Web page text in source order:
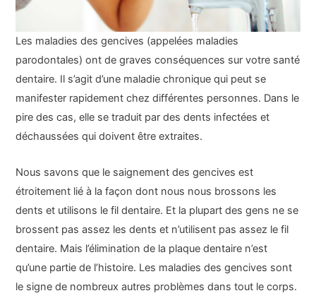
Les maladies des gencives (appelées maladies
parodontales) ont de graves conséquences sur votre santé
dentaire. Il s’agit d’une maladie chronique qui peut se
manifester rapidement chez différentes personnes. Dans le
pire des cas, elle se traduit par des dents infectées et
déchaussées qui doivent être extraites.
Nous savons que le saignement des gencives est
étroitement lié à la façon dont nous nous brossons les
dents et utilisons le fil dentaire. Et la plupart des gens ne se
brossent pas assez les dents et n’utilisent pas assez le fil
dentaire. Mais l’élimination de la plaque dentaire n’est
qu’une partie de l’histoire. Les maladies des gencives sont
le signe de nombreux autres problèmes dans tout le corps.